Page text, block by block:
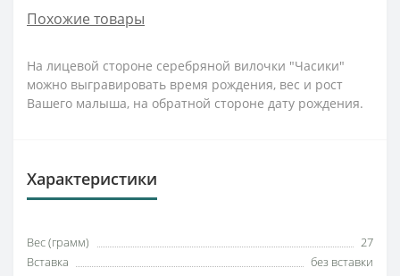
Похожие товары
На лицевой стороне серебряной вилочки "Часики"
можно выгравировать время рождения, вес и рост
Вашего малыша, на обратной стороне дату рождения.
Характеристики
Вес (грамм)
27
Вставка
без вставки